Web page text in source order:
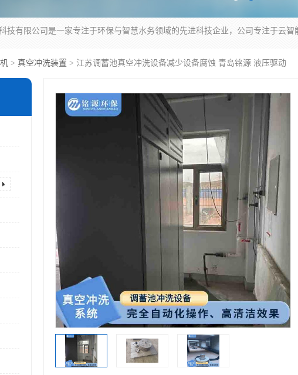
> 真空冲洗装置 > 江苏调蓄池真空冲洗设备减少设备腐蚀 青岛铭源 液压驱动